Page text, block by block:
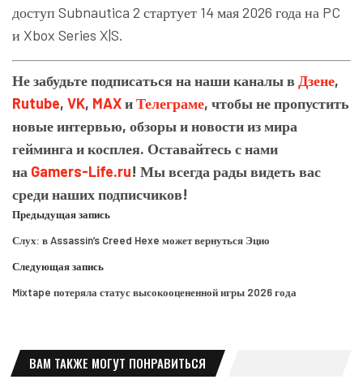
доступ Subnautica 2 стартует 14 мая 2026 года на PC
и Xbox Series X|S.
Не забудьте подписаться на наши каналы в Дзене,
Rutube, VK, MAXиТелеграме, чтобы не пропустить
новые интервью, обзоры и новости из мира
гейминга и косплея. Оставайтесь с нами
на Gamers-Life.ru! Мы всегда рады видеть вас
среди наших подписчиков!
Предыдущая запись
Слух: в Assassin’s Creed Hexe может вернуться Эцио
Следующая запись
Mixtape потеряла статус высокооцененной игры 2026 года
ВАМ ТАКЖЕ МОГУТ ПОНРАВИТЬСЯ